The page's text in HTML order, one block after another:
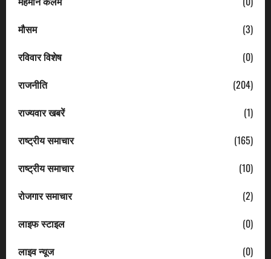
मौसम
(3)
रविवार विशेष
(0)
राजनीति
(204)
राज्यवार खबरें
(1)
राष्ट्रीय समाचार
(165)
राष्ट्रीय समाचार
(10)
रोजगार समाचार
(2)
लाइफ स्टाइल
(0)
लाइव न्यूज
(0)